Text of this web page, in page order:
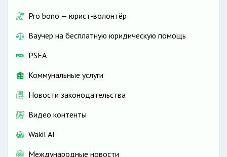
Pro bono — юрист-волонтёр
Ваучер на бесплатную юридическую помощь
PSEA
Коммунальные услуги
Новости законодательства
Видео контенты
Wakil AI
Международные новости